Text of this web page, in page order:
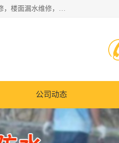
东莞市华展防水补漏装饰工程有限公司主要服务有：东莞防水补漏，东莞厂房防水补漏，东莞房屋渗漏水维修，楼面漏水维修，裂缝补漏，伸缩缝补漏，卫生间防水改造，厕所漏水补漏，外墙窗台补漏，电梯井堵漏，地下车库防水引水工程等
公司动态